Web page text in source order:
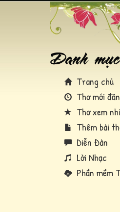
Trang chủ
Thơ mới
Thơ xem
Thêm bài
Diễn Đàn
Lời Nhạc
Phần mềm